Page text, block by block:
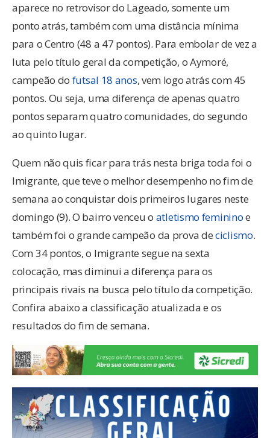
aparece no retrovisor do Lageado, somente um
ponto atrás, também com uma distância mínima
para o Centro (48 a 47 pontos). Para embolar de vez a
luta pelo título geral da competição, o Aymoré,
campeão do futsal 18 anos, vem logo atrás com 45
pontos. Ou seja, uma diferença de apenas quatro
pontos separam quatro comunidades, do segundo
ao quinto lugar.
Quem não quis ficar para trás nesta briga toda foi o
Imigrante, que teve o melhor desempenho no fim de
semana ao conquistar dois primeiros lugares neste
domingo (9). O bairro venceu o atletismo femininoe
também foi o grande campeão da prova deciclismo.
Com 34 pontos, o Imigrante segue na sexta
colocação, mas diminui a diferença para os
principais rivais na busca pelo título da competição.
Confira abaixo a classificação atualizada e os
resultados do fim de semana.